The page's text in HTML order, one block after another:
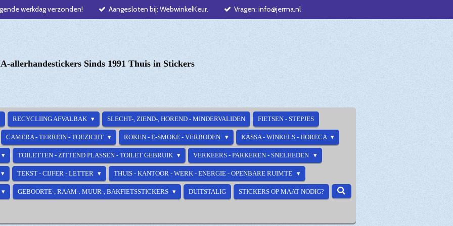
werkdag verzonden! Aangesloten bij: WebwinkelKeur. Vragen: info@jerma.nl
allerhandestickers Sinds 1991 Thuis in Stickers
RECYCLIING AFVALBAK SLECHT-, ZIEND-, HOREND - MINDERVALIDEN FIETSEN - STEPJES
CAMERA - TERREIN - TOEZICHT ROKEN - E-SMOKE - VERBODEN KASSA - WINKELS - HORECA
TOILETTEN - ZITTEND PLASSEN - TOILET GEBRUIK VERKEERS - PARKEREN - SNELHEDEN
TEKST - CIJFER - LETTER THUIS - KANTOOR - WERK - ENERGIE - OPENBARE RUIMTE
GEBOORTE-, RAAM-. MUUR-, BAKFIETSSTICKERS DUITSTALIG STICKERS OP MAAT NODIG?